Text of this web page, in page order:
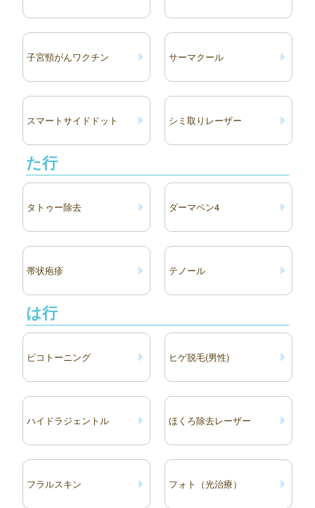
子宮頸がんワクチン サーマクール
スマートサイドドット シミ取りレーザー
た行
タトゥー除去 ダーマペン4
帯状疱疹 テノール
は行
ピコトーニング ヒゲ脱毛(男性)
ハイドラジェントル ほくろ除去レーザー
フラルスキン フォト（光治療）